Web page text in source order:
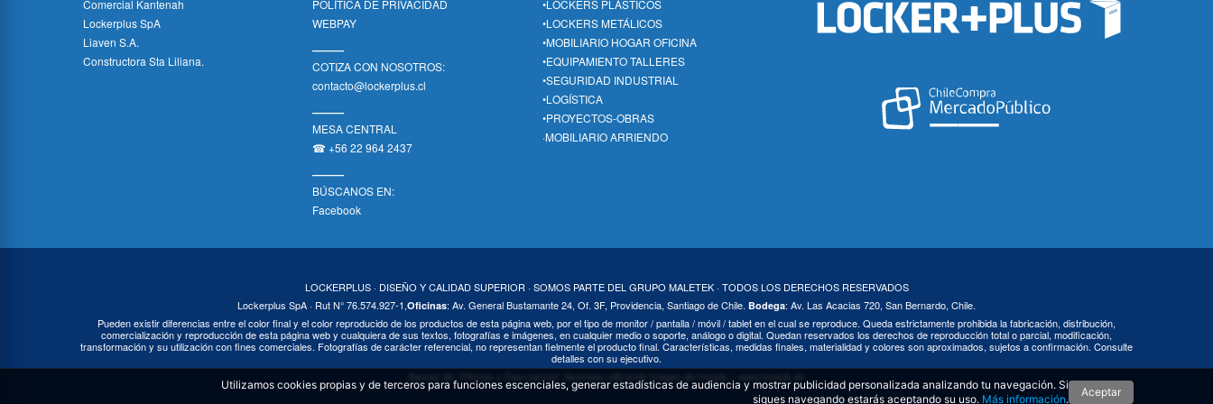
Comercial Kantenah
Lockerplus SpA
Liaven S.A.
Constructora Sta Liliana.
POLÍTICA DE PRIVACIDAD
WEBPAY
COTIZA CON NOSOTROS:
contacto@lockerplus.cl
MESA CENTRAL
☎ +56 22 964 2437
BÚSCANOS EN:
Facebook
•LOCKERS PLÁSTICOS
•LOCKERS METÁLICOS
•MOBILIARIO HOGAR OFICINA
•EQUIPAMIENTO TALLERES
•SEGURIDAD INDUSTRIAL
•LOGÍSTICA
•PROYECTOS-OBRAS
·MOBILIARIO ARRIENDO
LOCKERPLUS · DISEÑO Y CALIDAD SUPERIOR · SOMOS PARTE DEL GRUPO MALETEK · TODOS LOS DERECHOS RESERVADOS
Lockerplus SpA · Rut N° 76.574.927-1,Oficinas: Av. General Bustamante 24, Of. 3F, Providencia, Santiago de Chile. Bodega: Av. Las Acacias 720, San Bernardo, Chile.
Pueden existir diferencias entre el color final y el color reproducido de los productos de esta página web, por el tipo de monitor / pantalla / móvil / tablet en el cual se reproduce. Queda estrictamente prohibida la fabricación, distribución,
comercialización y reproducción de esta página web y cualquiera de sus textos, fotografías e imágenes, en cualquier medio o soporte, análogo o digital. Quedan reservados los derechos de reproducción total o parcial, modificación,
transformación y su utilización con fines comerciales. Fotografías de carácter referencial, no representan fielmente el producto final. Características, medidas finales, materialidad y colores son aproximados, sujetos a confirmación. Consulte
detalles con su ejecutivo.
Utilizamos cookies propias y de terceros para funciones escenciales, generar estadísticas de audiencia y mostrar publicidad personalizada analizando tu navegación. Si
sigues navegando estarás aceptando su uso. Más información.
Aceptar